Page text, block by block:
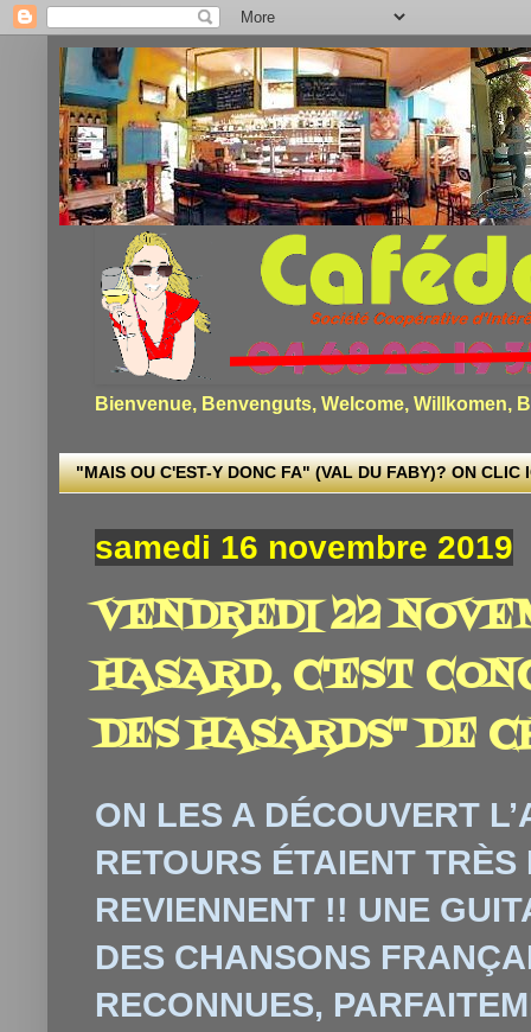
Bienvenue, Benvenguts, Welcome, Willkomen,
"MAIS OU C'EST-Y DONC FA" (VAL DU FABY)? ON CLIC
samedi 16 novembre 2019
VENDREDI 22
HASARD, C'EST
DES HASARDS" DE
ON LES A DÉCOUVERT
RETOURS ÉTAIENT
REVIENNENT !! UNE
DES CHANSONS
RECONNUES,